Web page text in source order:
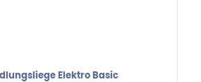
Elektro Basic